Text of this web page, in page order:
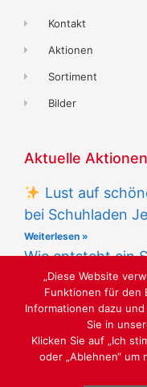
Kontakt
Aktionen
Sortiment
Bilder
Aktuelle Aktionen
Lust auf
bei Schuhladen
Weiterlesen »
Wie entsteht ein
Weiterlesen »
LUST
„Diese Website
Funktionen für den
Informationen dazu
Sie in
Klicken Sie auf „Ich
oder „Ablehnen“